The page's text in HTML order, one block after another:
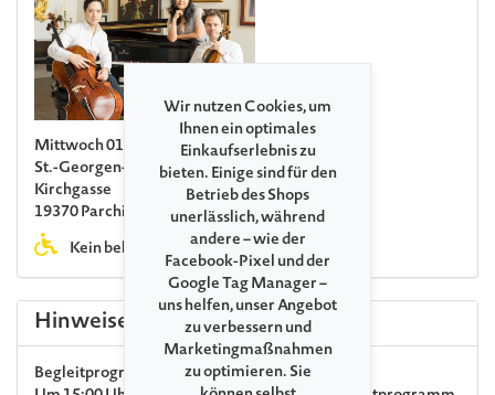
Mittwoch 01. Juli 2026 19:00
St.-Georgen-Kirche Parchim
Kirchgasse
19370 Parchim
Kein behindertengerechtes WC
Hinweise
Begleitprogramm
Wir nutzen Cookies, um
Ihnen ein optimales
Einkaufserlebnis zu
bieten. Einige sind für den
Betrieb des Shops
unerlässlich, während
andere – wie der
Facebook-Pixel und der
Google Tag Manager –
uns helfen, unser Angebot
zu verbessern und
Marketingmaßnahmen
zu optimieren. Sie